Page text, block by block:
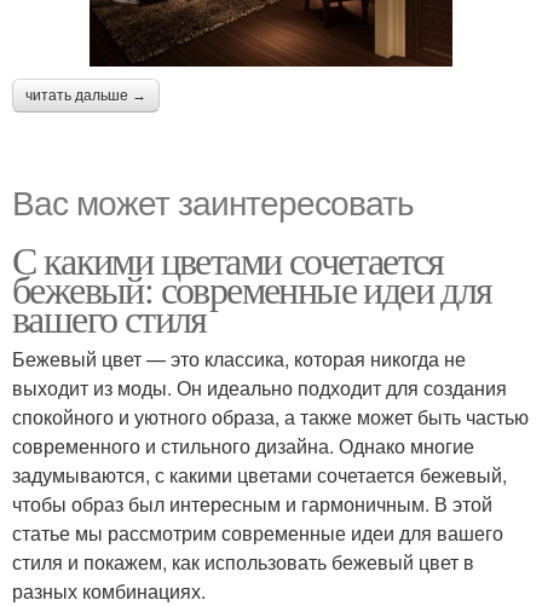
читать дальше →
Вас может заинтересовать
С какими цветами сочетается
бежевый: современные идеи для
вашего стиля
Бежевый цвет — это классика, которая никогда не
выходит из моды. Он идеально подходит для создания
спокойного и уютного образа, а также может быть частью
современного и стильного дизайна. Однако многие
задумываются, с какими цветами сочетается бежевый,
чтобы образ был интересным и гармоничным. В этой
статье мы рассмотрим современные идеи для вашего
стиля и покажем, как использовать бежевый цвет в
разных комбинациях.